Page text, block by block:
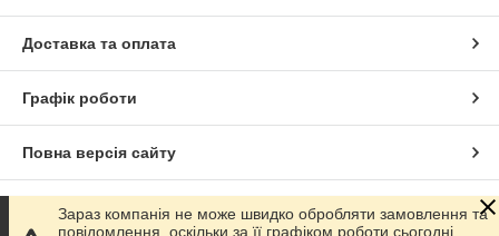
Доставка та оплата
Графік роботи
Повна версія сайту
Сайт створено на маркетплейсіProm.ua
Зараз компанія не може швидко обробляти замовлення та
повідомлення, оскільки за її графіком роботи сьогодні